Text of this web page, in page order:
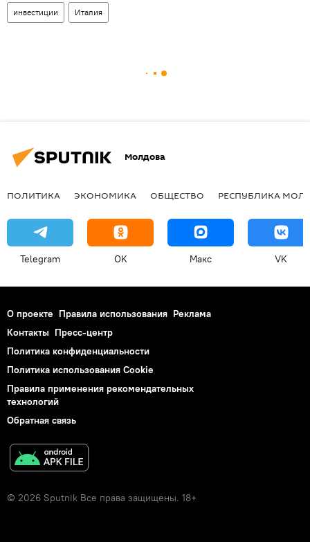
инвестиции Италия
Молдова
ПОЛИТИКА ЭКОНОМИКА ОБЩЕСТВО РЕСПУБЛИКА
Telegram OK Макс VK
О проекте Правила использования Реклама
Контакты Пресс-центр
Политика конфиденциальности
Политика использования Cookie
Правила применения рекомендательных
технологий
Обратная связь
© 2026 Sputnik Все права защищены. 18+